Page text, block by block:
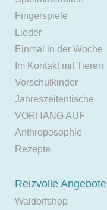
Fingerspiele
Lieder
Einmal in der Woche
Im Kontakt mit Tieren
Vorschulkinder
Jahreszeitentische
VORHANG AUF
Anthroposophie
Rezepte
Reizvolle Angebote
Waldorfshop